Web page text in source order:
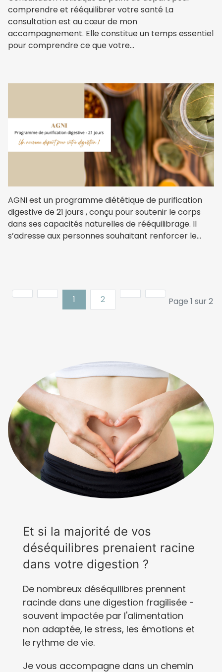
comprendre et rééquilibrer votre santé La
consultation est au cœur de mon
accompagnement. Elle constitue un temps essentiel
pour comprendre ce que votre...
AGNI est un programme diététique de purification
digestive de 21 jours , conçu pour soutenir le corps
dans ses capacités naturelles de rééquilibrage. Il
s’adresse aux personnes souhaitant renforcer le...
1 2 Page 1 sur 2
Et si la majorité de vos
déséquilibres prenaient racine
dans votre digestion ?
De nombreux déséquilibres prennent
racinde dans une digestion fragilisée -
souvent impactée par l'alimentation
non adaptée, le stress, les émotions et
le rythme de vie.
Je vous accompagne dans un chemin